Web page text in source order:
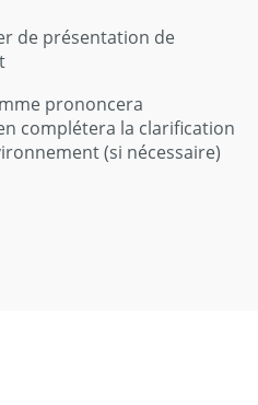
de présentation de
prononcera
complétera la clarification
(si nécessaire)